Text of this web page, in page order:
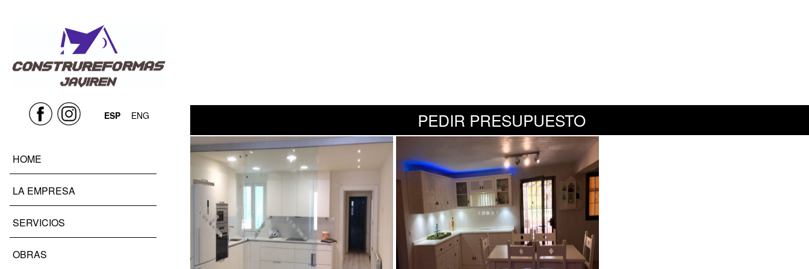
HOME
LA EMPRESA
SERVICIOS
OBRAS
ESP ENG PEDIR PRESUPUESTO
Cocina en la Malagueta Cocina en Casa Bermeja